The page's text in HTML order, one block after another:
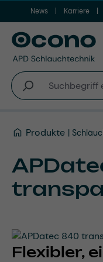
Zum Hauptinhalt
News Karriere
Produkte
Flexibler,